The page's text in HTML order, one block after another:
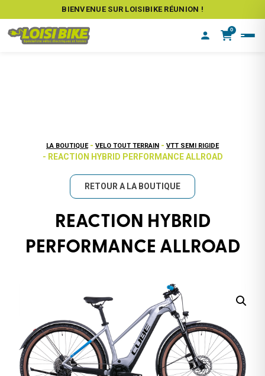
BIENVENUE SUR LOISIBIKE RÉUNION !
0
LA BOUTIQUE - VELO TOUT TERRAIN - VTT SEMI RIGIDE
- REACTION HYBRID PERFORMANCE ALLROAD
RETOUR A LA BOUTIQUE
REACTION HYBRID
PERFORMANCE ALLROAD